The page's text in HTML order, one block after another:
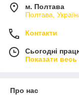
м. Полтава
Полтава,
Контакти
Сьогодні
Показати
Про нас